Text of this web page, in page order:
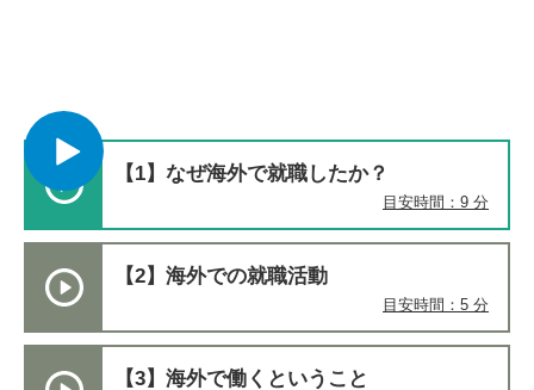
【1】なぜ海外で就職したか？
目安時間：9 分
【2】海外での就職活動
目安時間：5 分
【3】海外で働くということ